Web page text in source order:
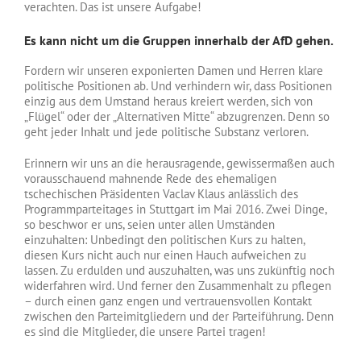
verachten. Das ist unsere Aufgabe!
Es kann nicht um die Gruppen innerhalb der AfD gehen.
Fordern wir unseren exponierten Damen und Herren klare
politische Positionen ab. Und verhindern wir, dass Positionen
einzig aus dem Umstand heraus kreiert werden, sich von
„Flügel“ oder der „Alternativen Mitte“ abzugrenzen. Denn so
geht jeder Inhalt und jede politische Substanz verloren.
Erinnern wir uns an die herausragende, gewissermaßen auch
vorausschauend mahnende Rede des ehemaligen
tschechischen Präsidenten Vaclav Klaus anlässlich des
Programmparteitages in Stuttgart im Mai 2016. Zwei Dinge,
so beschwor er uns, seien unter allen Umständen
einzuhalten: Unbedingt den politischen Kurs zu halten,
diesen Kurs nicht auch nur einen Hauch aufweichen zu
lassen. Zu erdulden und auszuhalten, was uns zukünftig noch
widerfahren wird. Und ferner den Zusammenhalt zu pflegen
– durch einen ganz engen und vertrauensvollen Kontakt
zwischen den Parteimitgliedern und der Parteiführung. Denn
es sind die Mitglieder, die unsere Partei tragen!